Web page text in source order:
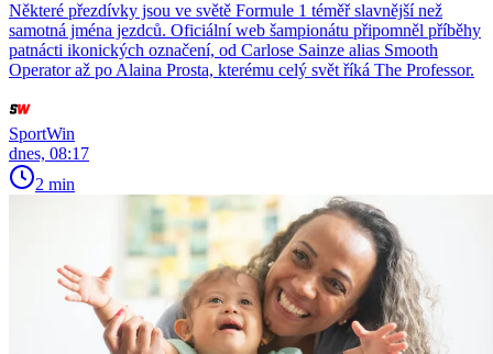
Některé přezdívky jsou ve světě Formule 1 téměř slavnější než
samotná jména jezdců. Oficiální web šampionátu připomněl příběhy
patnácti ikonických označení, od Carlose Sainze alias Smooth
Operator až po Alaina Prosta, kterému celý svět říká The Professor.
SportWin
dnes, 08:17
2 min